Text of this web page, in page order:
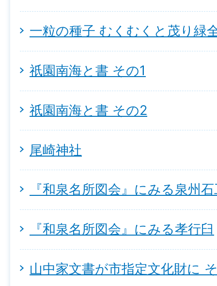
一粒の種子 むくむくと茂り緑
祇園南海と書 その1
祇園南海と書 その2
尾崎神社
『和泉名所図会』にみる泉州
『和泉名所図会』にみる孝行臼
山中家文書が市指定文化財に